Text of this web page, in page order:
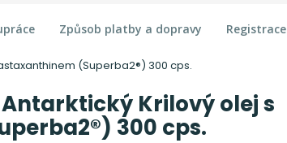
Způsob platby a dopravy Registrace
(Superba2®) 300 cps.
Antarktický Krilový olej s
300 cps.